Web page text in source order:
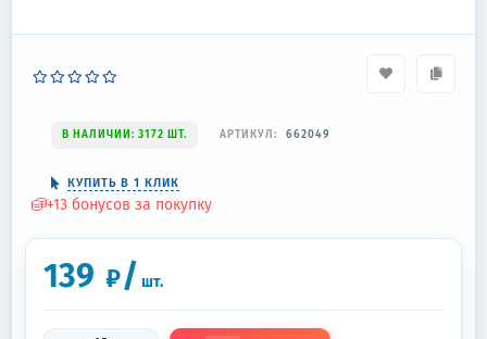
В НАЛИЧИИ: 3172 ШТ. АРТИКУЛ: 662049
КУПИТЬ В 1 КЛИК
+13 бонусов за покупку
139 ₽/ шт.